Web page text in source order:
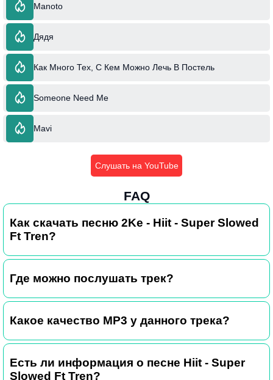
Manoto
Дядя
Как Много Тех, С Кем Можно Лечь В Постель
Someone Need Me
Mavi
Слушать на YouTube
FAQ
Как скачать песню 2Ke - Hiit - Super Slowed
Ft Tren?
Где можно послушать трек?
Какое качество MP3 у данного трека?
Есть ли информация о песне Hiit - Super
Slowed Ft Tren?